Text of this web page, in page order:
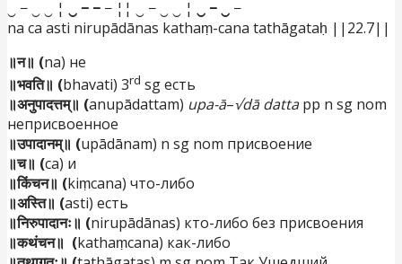
‿ − ‿ ‿ ¦ ‿ − − − ¦¦ ‿ − ‿ ‿ ¦ ‿ − ‿ −
na ca asti nirupādānas kathaṃ-cana tathāgataḥ ||22.7||
॥न॥ (na) не
॥भवति॥ (bhavati) 3rd sg есть
॥अनुपादत्तम्॥ (anupādattam) upa-ā–√dā dattapp n sg nom
неприсвоенное
॥उपादानम्॥ (upādānam) n sg nom присвоение
॥च॥ (ca) и
॥किंचन॥ (kiṃcana) что-либо
॥अस्ति॥ (asti) есть
॥निरुपादानः॥ (nirupādānas) кто-либо без присвоения
॥कथंचन॥ (kathaṃcana) как-либо